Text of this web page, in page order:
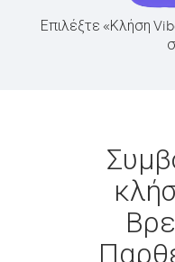
Επιλέξτε «Κλήση